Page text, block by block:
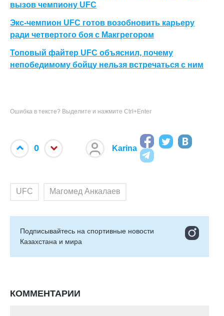
вызов чемпиону UFC
Экс-чемпион UFC готов возобновить карьеру
ради четвертого боя с Макгрегором
Топовый файтер UFC объяснил, почему
непобедимому бойцу нельзя встречаться с ним
Ошибка в тексте? Выделите и нажмите Ctrl+Enter
0 Karina
UFC Магомед Анкалаев
Подписывайтесь на cпортивные новости
Казахстана и мира
КОММЕНТАРИИ